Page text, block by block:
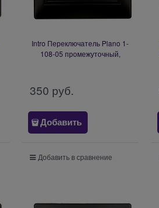
Intro Переключатель Plano 1-
108-05 промежуточный,
350 руб.
Добавить
Добавить в сравнение